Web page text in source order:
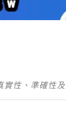
性、準確性